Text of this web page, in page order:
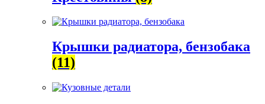
Крышки радиатора, бензобака
(11)